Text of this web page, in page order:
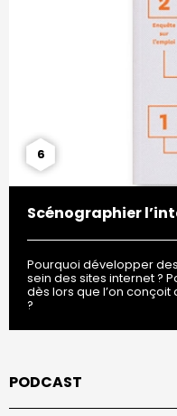
6
Scénographier
Pourquoi développer
sein des sites internet ?
dès lors que l’on
?
PODCAST